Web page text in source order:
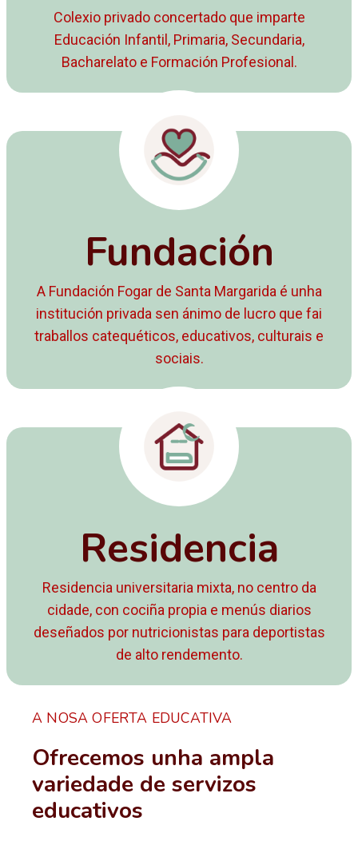
Colexio privado concertado que imparte
Educación Infantil, Primaria, Secundaria,
Bacharelato e Formación Profesional.
Fundación
A Fundación Fogar de Santa Margarida é unha
institución privada sen ánimo de lucro que fai
traballos catequéticos, educativos, culturais e
sociais.
Residencia
Residencia universitaria mixta, no centro da
cidade, con cociña propia e menús diarios
deseñados por nutricionistas para deportistas
de alto rendemento.
A NOSA OFERTA EDUCATIVA
Ofrecemos unha ampla
variedade de servizos
educativos